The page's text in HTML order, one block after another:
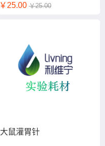
￥25.00 ￥25.00
大鼠灌胃针